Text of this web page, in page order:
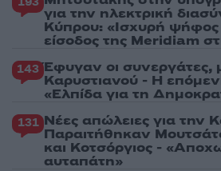
για την ηλεκτρική
Κύπρου: «Ισχυρή ψήφος
είσοδος της Meridiam
143 Έφυγαν οι συνεργάτες,
Καρυστιανού - Η
«Ελπίδα για τη
131 Νέες απώλειες για την
Παραιτήθηκαν
και Κοτσόργιος -
αυταπάτη»